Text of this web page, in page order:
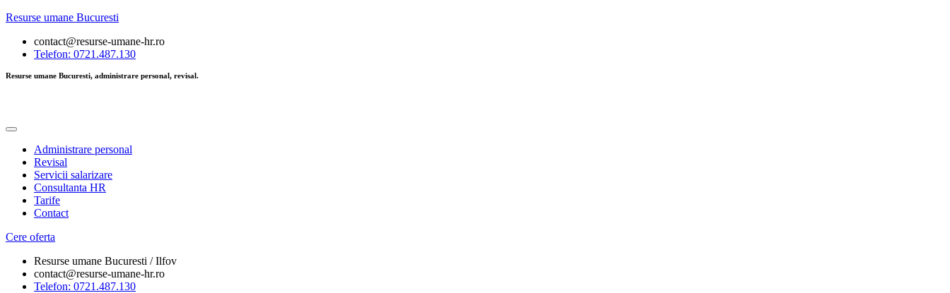
Resurse umane Bucuresti
contact@resurse-umane-hr.ro
Telefon: 0721.487.130
Resurse umane Bucuresti, administrare personal, revisal.
Administrare personal
Revisal
Servicii salarizare
Consultanta HR
Tarife
Contact
Cere oferta
Resurse umane Bucuresti / Ilfov
contact@resurse-umane-hr.ro
Telefon: 0721.487.130